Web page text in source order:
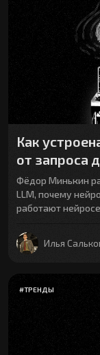
Как
от запроса
Фёдор Минькин
LLM, почему
работают
Илья
#ТРЕНДЫ